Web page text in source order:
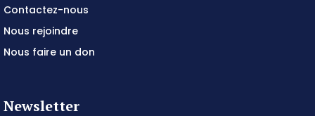
Contactez-nous
Nous rejoindre
Nous faire un don
Newsletter